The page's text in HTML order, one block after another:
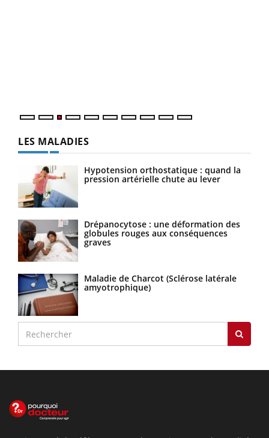
LES MALADIES
Hypotension orthostatique : quand la
pression artérielle chute au lever
Drépanocytose : une déformation des
globules rouges aux conséquences
graves
Maladie de Charcot (Sclérose latérale
amyotrophique)